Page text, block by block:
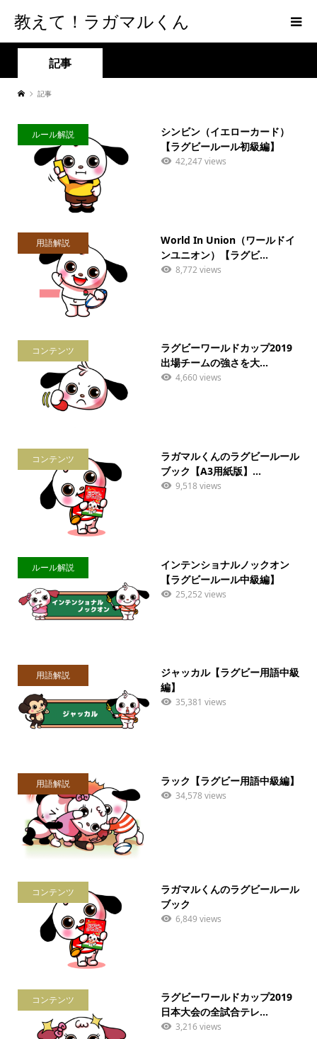
教えて！ラガマルくん
記事
記事
ルール解説
シンビン（イエローカード）
【ラグビールール初級編】
42,247 views
用語解説
World In Union（ワールドイ
ンユニオン）【ラグビ...
8,772 views
コンテンツ
ラグビーワールドカップ2019
出場チームの強さを大...
4,660 views
コンテンツ
ラガマルくんのラグビールール
ブック【A3用紙版】...
9,518 views
ルール解説
インテンショナルノックオン
【ラグビールール中級編】
25,252 views
用語解説
ジャッカル【ラグビー用語中級
編】
35,381 views
用語解説 ラック【ラグビー用語中級編】
34,578 views
コンテンツ
ラガマルくんのラグビールール
ブック
6,849 views
コンテンツ
ラグビーワールドカップ2019
日本大会の全試合テレ...
3,216 views